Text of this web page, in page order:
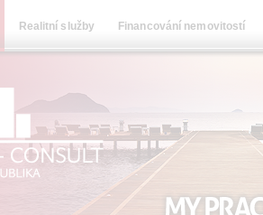
Realitní služby Financování nemovitostí